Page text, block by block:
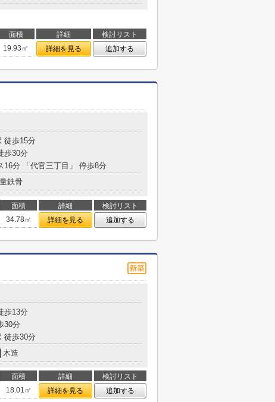
面積 詳細
検討リスト
19.93㎡ 詳細を見る 追加する
徒歩15分
歩30分
16分 「代官三丁目」 停歩8分
鉄骨
面積 詳細
検討リスト
34.78㎡ 詳細を見る 追加する
歩13分
30分
徒歩30分
木造
面積 詳細
検討リスト
18.01㎡ 詳細を見る 追加する